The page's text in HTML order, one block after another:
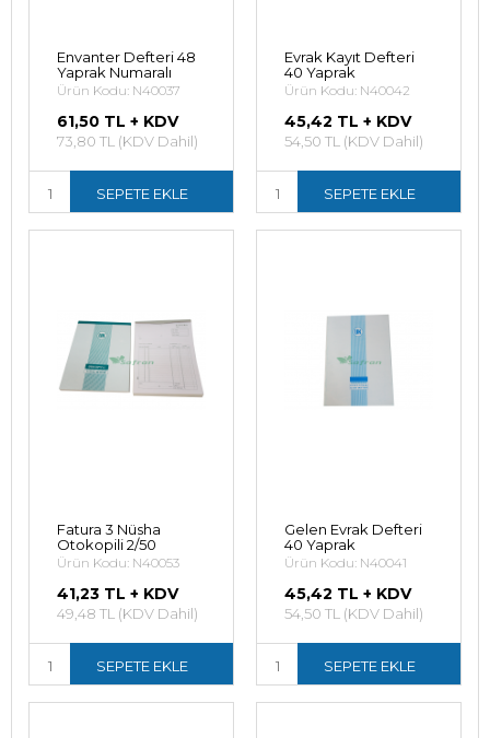
Envanter Defteri 48
Yaprak Numaralı
Ürün Kodu: N40037
61,50 TL + KDV
73,80 TL (KDV Dahil)
SEPETE EKLE
Evrak Kayıt Defteri
40 Yaprak
Ürün Kodu: N40042
45,42 TL + KDV
54,50 TL (KDV Dahil)
SEPETE EKLE
Fatura 3 Nüsha
Otokopili 2/50
Ürün Kodu: N40053
41,23 TL + KDV
49,48 TL (KDV Dahil)
SEPETE EKLE
Gelen Evrak Defteri
40 Yaprak
Ürün Kodu: N40041
45,42 TL + KDV
54,50 TL (KDV Dahil)
SEPETE EKLE